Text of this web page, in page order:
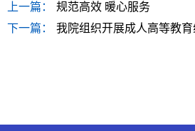
上一篇：
规范高效 暖心服务
下一篇：
我院组织开展成人高等教